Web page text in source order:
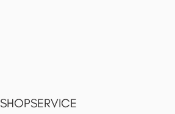
SHOPSERVICE